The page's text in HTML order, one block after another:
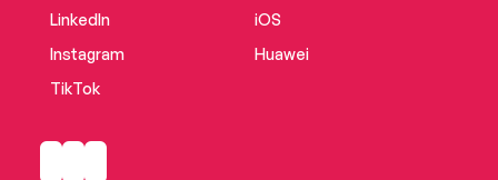
LinkedIn
Instagram
TikTok
iOS
Huawei